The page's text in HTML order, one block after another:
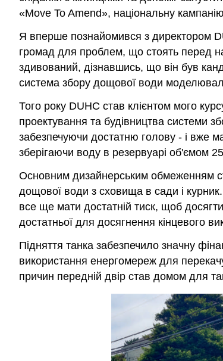
«Move To Amend», національну
Я вперше познайомився з директором
громад для проблем, що стоять перед
здивований, дізнавшись, що він був
система збору дощової води
Того року DUHC став клієнтом мого
проектування та будівництва системи
забезпечуючи достатню голову - і вже
зберігаючи воду в резервуарі об'ємом
Основним дизайнерським обмеженням
дощової води з сховища в сади і
все ще мати достатній тиск, щоб
достатньої для досягнення кінцевого
Підняття танка забезпечило значну
використання енергомереж для
причин передній двір став домом для